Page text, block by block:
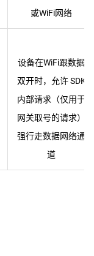
设备在WiFi跟数据
双开时，允许 SDK
内部请求（仅用于
网关取号的请求）
强行走数据网络通